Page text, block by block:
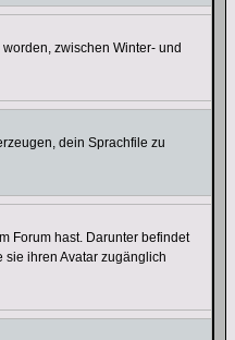
zwischen Winter- und
dein Sprachfile zu
Forum hast. Darunter befindet
sie ihren Avatar zugänglich